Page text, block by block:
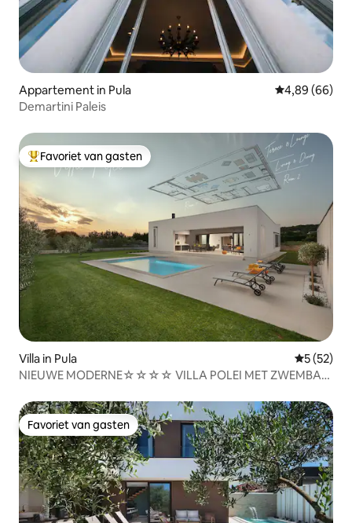
Appartement in Pula Gemiddelde
4,89 (66)
Demartini Paleis
Topfavoriet van gasten
Favoriet van gasten
Villa in Pula
5 (52)
NIEUWE MODERNE☆☆☆☆ VILLA POLEI MET ZWEMBAD
Favoriet van gasten
Favoriet van gasten